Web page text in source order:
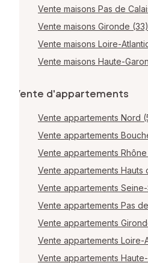
Vente maisons Pas de
Vente maisons Gironde (33)
Vente maisons Loire-
Vente maisons Haute-
Vente d'appartements
Vente appartements Nord
Vente appartements
Vente appartements
Vente appartements Hauts
Vente appartements
Vente appartements Pas
Vente appartements
Vente appartements Loire-
Vente appartements